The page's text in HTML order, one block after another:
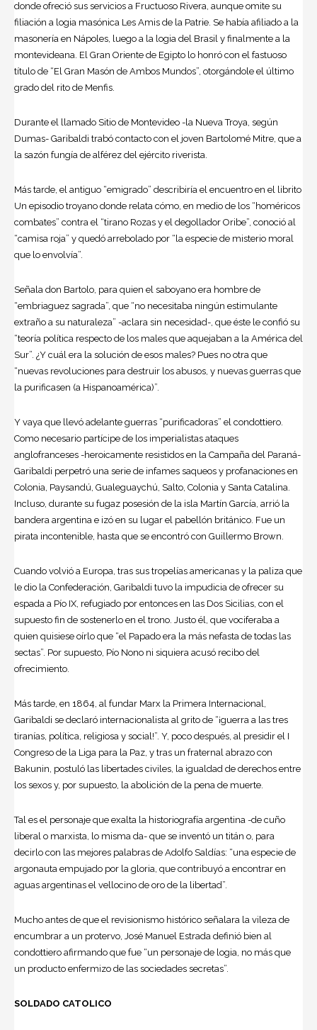
donde ofreció sus servicios a Fructuoso Rivera, aunque omite su
filiación a logia masónica Les Amis de la Patrie. Se había afiliado a la
masonería en Nápoles, luego a la logia del Brasil y finalmente a la
montevideana. El Gran Oriente de Egipto lo honró con el fastuoso
título de “El Gran Masón de Ambos Mundos”, otorgándole el último
grado del rito de Menfis.
Durante el llamado Sitio de Montevideo -la Nueva Troya, según
Dumas- Garibaldi trabó contacto con el joven Bartolomé Mitre, que a
la sazón fungía de alférez del ejército riverista.
Más tarde, el antiguo “emigrado” describiría el encuentro en el librito
Un episodio troyano donde relata cómo, en medio de los “homéricos
combates” contra el “tirano Rozas y el degollador Oribe”, conoció al
“camisa roja” y quedó arrebolado por “la especie de misterio moral
que lo envolvía”.
Señala don Bartolo, para quien el saboyano era hombre de
“embriaguez sagrada”, que “no necesitaba ningún estimulante
extraño a su naturaleza” -aclara sin necesidad-, que éste le confió su
“teoría política respecto de los males que aquejaban a la América del
Sur”. ¿Y cuál era la solución de esos males? Pues no otra que
“nuevas revoluciones para destruir los abusos, y nuevas guerras que
la purificasen (a Hispanoamérica)”.
Y vaya que llevó adelante guerras “purificadoras” el condottiero.
Como necesario partícipe de los imperialistas ataques
anglofranceses -heroicamente resistidos en la Campaña del Paraná-
Garibaldi perpetró una serie de infames saqueos y profanaciones en
Colonia, Paysandú, Gualeguaychú, Salto, Colonia y Santa Catalina.
Incluso, durante su fugaz posesión de la isla Martín García, arrió la
bandera argentina e izó en su lugar el pabellón británico. Fue un
pirata incontenible, hasta que se encontró con Guillermo Brown.
Cuando volvió a Europa, tras sus tropelías americanas y la paliza que
le dio la Confederación, Garibaldi tuvo la impudicia de ofrecer su
espada a Pío IX, refugiado por entonces en las Dos Sicilias, con el
supuesto fin de sostenerlo en el trono. Justo él, que vociferaba a
quien quisiese oírlo que “el Papado era la más nefasta de todas las
sectas”. Por supuesto, Pío Nono ni siquiera acusó recibo del
ofrecimiento.
Más tarde, en 1864, al fundar Marx la Primera Internacional,
Garibaldi se declaró internacionalista al grito de “¡guerra a las tres
tiranías, política, religiosa y social!”. Y, poco después, al presidir el I
Congreso de la Liga para la Paz, y tras un fraternal abrazo con
Bakunin, postuló las libertades civiles, la igualdad de derechos entre
los sexos y, por supuesto, la abolición de la pena de muerte.
Tal es el personaje que exalta la historiografía argentina -de cuño
liberal o marxista, lo misma da- que se inventó un titán o, para
decirlo con las mejores palabras de Adolfo Saldías: “una especie de
argonauta empujado por la gloria, que contribuyó a encontrar en
aguas argentinas el vellocino de oro de la libertad”.
Mucho antes de que el revisionismo histórico señalara la vileza de
encumbrar a un protervo, José Manuel Estrada definió bien al
condottiero afirmando que fue “un personaje de logia, no más que
un producto enfermizo de las sociedades secretas”.
SOLDADO CATOLICO